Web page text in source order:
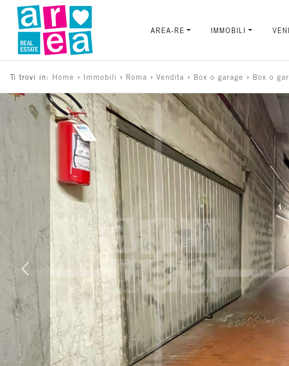
AREA-RE IMMOBILI
Ti trovi in: Home › Immobili › Roma › Vendita › Box o garage › Box o
AREA-RE
IMMOBILI
UNA
PROPRIETÀ
LAVORA
FRANCHISING
Codice
Contratto
Qualsiasi
Affitto
cercare
Provincia
Comune
Tipologia